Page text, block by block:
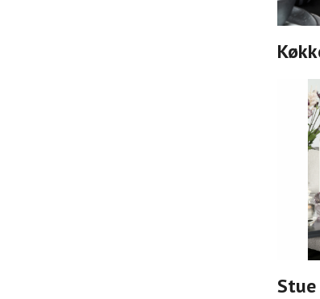
Stue